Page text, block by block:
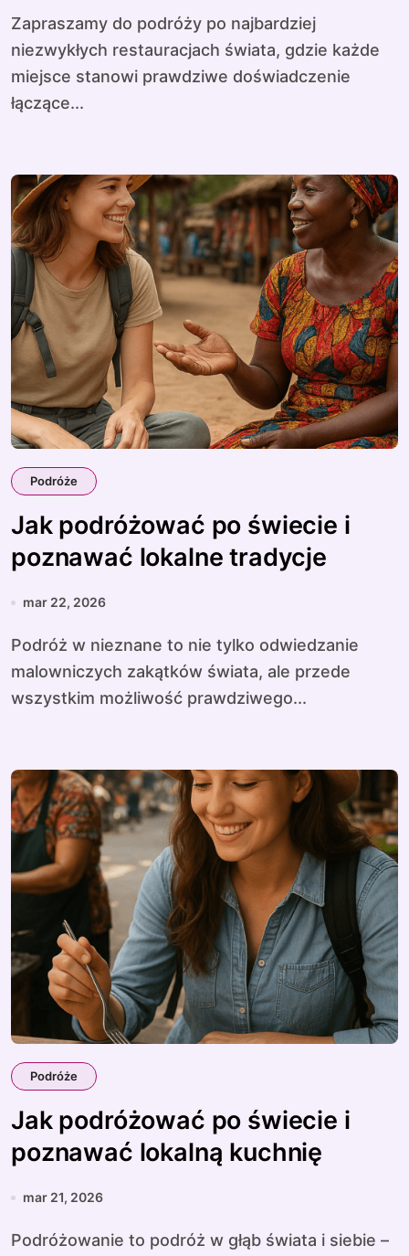
Zapraszamy do podróży po najbardziej
niezwykłych restauracjach świata, gdzie każde
miejsce stanowi prawdziwe doświadczenie
łączące...
Podróże
Jak podróżować po świecie i
poznawać lokalne tradycje
mar 22, 2026
Podróż w nieznane to nie tylko odwiedzanie
malowniczych zakątków świata, ale przede
wszystkim możliwość prawdziwego...
Podróże
Jak podróżować po świecie i
poznawać lokalną kuchnię
mar 21, 2026
Podróżowanie to podróż w głąb świata i siebie –